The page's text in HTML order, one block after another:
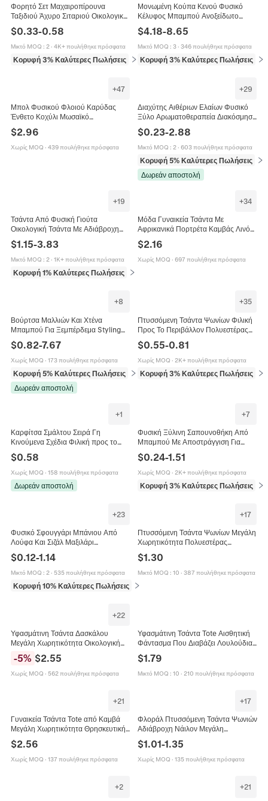
Φορητό Σετ Μαχαιροπίρουνα
Ταξιδιού Άχυρο Σιταριού Οικολογικό
Επαναχρησιμοποιούμενο Μαχαίρι
Πιρούνι Κουτάλι Με Θήκη Γραφείο
$0.33-0.58
Μικτό MOQ : 2· 4K+ πουλήθηκε πρόσφατα
Κορυφή 3% Καλύτερες Πωλήσεις σε Κουζίνα και τραπεζαρία
Μονωμένη Κούπα Κενού Φυσικό
Κέλυφος Μπαμπού Ανοξείδωτο
Ατσάλι 304 Ταξιδιωτικό Ποτήρι Καφέ
Οικολογικό Φορητό
$4.18-8.65
Μικτό MOQ : 3· 346 πουλήθηκε πρόσφατα
Κορυφή 3% Καλύτερες Πωλήσεις σε
+47
Μπολ Φυσικού Φλοιού Καρύδας
Ένθετο Κοχύλι Μωσαϊκό
Χειροποίητο Τροπικό Μοτίβο Φιλικό
Προς Το Περιβάλλον Αποθήκευση
Διακόσμηση
$2.96
Χωρίς MOQ · 439 πουλήθηκε πρόσφατα
+29
Διαχύτης Αιθέριων Ελαίων Φυσικό
Ξύλο Αρωματοθεραπεία Διακόσμηση
Σπιτιού Γραφείου Άρωμα Οικολογικό
$0.23-2.88
Μικτό MOQ : 2· 603 πουλήθηκε πρόσφατα
Κορυφή 5% Καλύτερες Πωλήσεις
σε
Δωρεάν αποστολή
+19
Τσάντα Από Φυσική Γιούτα
Οικολογική Τσάντα Με Αδιάβροχη
Επένδυση Και Λαβές Από
Βαμβακερό Σχοινί Για Ψώνια Και
Ταξίδια
$1.15-3.83
Μικτό MOQ : 2· 1K+ πουλήθηκε πρόσφατα
Κορυφή 1% Καλύτερες Πωλήσεις σε Γυναικείες τσάντες
+34
Μόδα Γυναικεία Τσάντα Με
Αφρικανικά Πορτρέτα Καμβάς Λινό
Επαναχρησιμοποιούμενη Οικολογική
Μεγάλη Χωρητικότητα Τσάντα Ώμου
$2.16
Χωρίς MOQ · 697 πουλήθηκε πρόσφατα
+8
Βούρτσα Μαλλιών Και Χτένα
Μπαμπού Για Ξεμπέρδεμα Styling
Επαγγελματικό Εργαλείο
Κομμωτηρίου
$0.82-7.67
Χωρίς MOQ · 173 πουλήθηκε πρόσφατα
Κορυφή 5% Καλύτερες Πωλήσεις
σε Εργαλεία και αξεσουάρ ομορφιάς
Δωρεάν αποστολή
+35
Πτυσσόμενη Τσάντα Ψωνίων Φιλική
Προς Το Περιβάλλον Πολυεστέρας
Επαναχρησιμοποιούμενη
$0.55-0.81
Χωρίς MOQ · 2K+ πουλήθηκε πρόσφατα
Κορυφή 3% Καλύτερες Πωλήσεις
+1
Καρφίτσα Σμάλτου Σειρά Γη
Κινούμενα Σχέδια Φιλική προς το
Περιβάλλον Καρφίτσα Ψευδαργύρου
για Γυναίκες Άνδρες Ρούχα
$0.58
Χωρίς MOQ · 158 πουλήθηκε πρόσφατα
Δωρεάν αποστολή
+7
Φυσική Ξύλινη Σαπουνοθήκη Από
Μπαμπού Με Αποστράγγιση Για
Μπάνιο Ντουζιέρα Κουζίνα
Οικολογική Μινιμαλιστική
$0.24-1.51
Χωρίς MOQ · 2K+ πουλήθηκε πρόσφατα
Κορυφή 3% Καλύτερες Πωλήσεις σε
+23
Φυσικό Σφουγγάρι Μπάνιου Από
Λούφα Και Σιζάλ Μαξιλάρι
Απολέπισης Σώματος Για Ντους Σπα
Οικολογική Φροντίδα Δέρματος
$0.12-1.14
Μικτό MOQ : 2· 535 πουλήθηκε πρόσφατα
Κορυφή 10% Καλύτερες Πωλήσεις σε Μπάνιο
+17
Πτυσσόμενη Τσάντα Ψωνίων Μεγάλη
Χωρητικότητα Πολυεστέρας
Επαναχρησιμοποιήσιμη Οικολογική
Φορητή Πλενόμενη Τσάντα
Αποθήκευσης
$1.30
Μικτό MOQ : 10 · 387 πουλήθηκε πρόσφατα
+22
Υφασμάτινη Τσάντα Δασκάλου
Μεγάλη Χωρητικότητα Οικολογική
Τσάντα Ώμου Με Γραφικά Για Σχολείο
Δώρο Γυναικείο Αισθητική Boho
-5% $2.55
Χωρίς MOQ · 562 πουλήθηκε πρόσφατα
Υφασμάτινη Τσάντα Tote Αισθητική
Φάντασμα Που Διαβάζει Λουλούδια
Επαναχρησιμοποιήσιμη Μεγάλη
Χωρητικότητα Τσάντα Ώμου
$1.79
Μικτό MOQ : 10 · 210 πουλήθηκε πρόσφατα
+21
Γυναικεία Τσάντα Tote από Καμβά
Μεγάλη Χωρητικότητα Θρησκευτική
Εκτύπωση Τσάντα Ώμου Casual
Επαναχρησιμοποιήσιμη Τσάντα
Ψωνιών
$2.56
Χωρίς MOQ · 137 πουλήθηκε πρόσφατα
+17
Φλοράλ Πτυσσόμενη Τσάντα Ψωνιών
Αδιάβροχη Νάιλον Μεγάλη
Χωρητικότητα Φορητή Οικολογική
Τσάντα Γυναικεία
$1.01-1.35
Χωρίς MOQ · 135 πουλήθηκε πρόσφατα
+2 +21